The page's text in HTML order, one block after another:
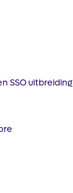
SSO uitbreiding​